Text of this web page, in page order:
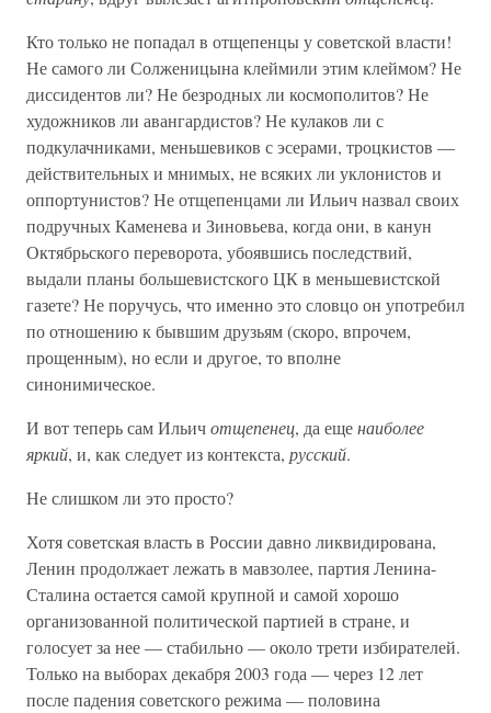
Кто только не попадал в отщепенцы у советской власти!
Не самого ли Солженицына клеймили этим клеймом? Не
диссидентов ли? Не безродных ли космополитов? Не
художников ли авангардистов? Не кулаков ли с
подкулачниками, меньшевиков с эсерами, троцкистов —
действительных и мнимых, не всяких ли уклонистов и
оппортунистов? Не отщепенцами ли Ильич назвал своих
подручных Каменева и Зиновьева, когда они, в канун
Октябрьского переворота, убоявшись последствий,
выдали планы большевистского ЦК в меньшевистской
газете? Не поручусь, что именно это словцо он употребил
по отношению к бывшим друзьям (скоро, впрочем,
прощенным), но если и другое, то вполне
синонимическое.
И вот теперь сам Ильичотщепенец, да ещенаиболее
яркий, и, как следует из контекста, русский.
Не слишком ли это просто?
Хотя советская власть в России давно ликвидирована,
Ленин продолжает лежать в мавзолее, партия Ленина-
Сталина остается самой крупной и самой хорошо
организованной политической партией в стране, и
голосует за нее — стабильно — около трети избирателей.
Только на выборах декабря 2003 года — через 12 лет
после падения советского режима — половина